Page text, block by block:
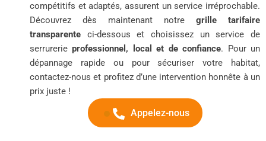
compétitifs et adaptés, assurent un service irréprochable.
Découvrez dès maintenant notre grille tarifaire
transparente ci-dessous et choisissez un service de
serrurerieprofessionnel, local et de confiance. Pour un
dépannage rapide ou pour sécuriser votre habitat,
contactez-nous et profitez d’une intervention honnête à un
prix juste !
Appelez-nous